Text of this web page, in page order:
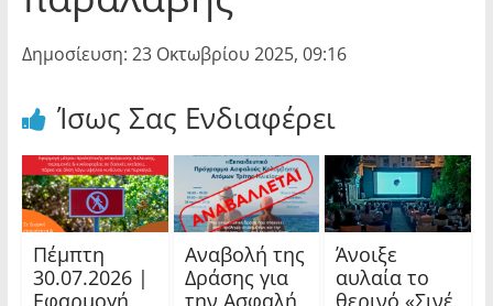
Δημοσίευση: 23 Οκτωβρίου 2025, 09:16
Ίσως Σας Ενδιαφέρει
Πέμπτη
30.07.2026 |
Εφαρμογή
Αναβολή της
Δράσης για
την Ασφαλή
Άνοιξε
αυλαία το
θερινό «Σινέ